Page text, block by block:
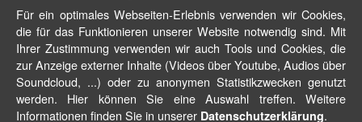
Für ein optimales Webseiten-Erlebnis verwenden wir Cookies,
die für das Funktionieren unserer Website notwendig sind. Mit
Ihrer Zustimmung verwenden wir auch Tools und Cookies, die
zur Anzeige externer Inhalte (Videos über Youtube, Audios über
Soundcloud, ...) oder zu anonymen Statistikzwecken genutzt
werden. Hier können Sie eine Auswahl treffen. Weitere
Informationen finden Sie in unserer Datenschutzerklärung.